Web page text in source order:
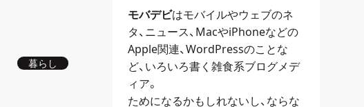
暮らし
モバデビはモバイルやウェブのネ
タ、 ニュース、 MacやiPhoneなどの
Apple関連、WordPressのことな
ど、いろいろ書く雑食系ブログメデ
ィア。
ためになるかもしれないし、ならな